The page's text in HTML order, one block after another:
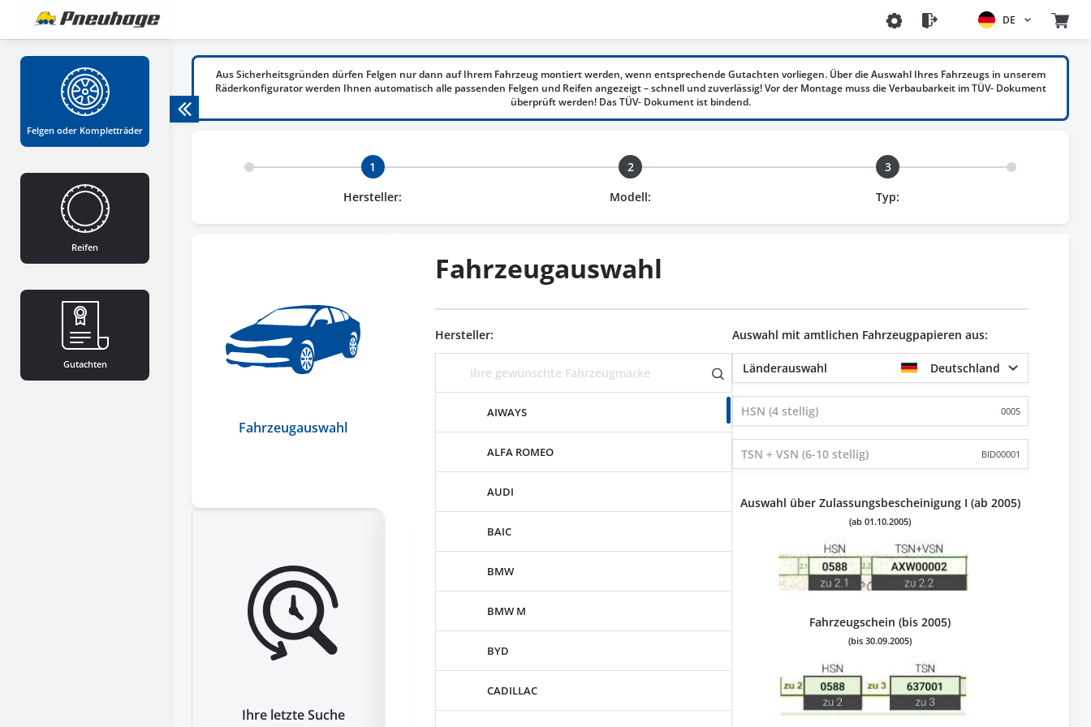
DE
Felgen oder Kompletträder
Reifen
Gutachten
Aus Sicherheitsgründen dürfen Felgen nur dann auf Ihrem Fahrzeug montiert werden, wenn entsprechende Gutachten vorliegen. Über die Auswahl Ihres Fahrzeugs in unserem
Räderkonfigurator werden Ihnen automatisch alle passenden Felgen und Reifen angezeigt – schnell und zuverlässig! Vor der Montage muss die Verbaubarkeit im TÜV- Dokument
überprüft werden! Das TÜV- Dokument ist bindend.
1
Hersteller:
2
Modell:
3
Typ:
Fahrzeugauswahl
Ihre letzte Suche
Fahrzeugauswahl
Hersteller:
AIWAYS
ALFA ROMEO
AUDI
BAIC
BMW
BMW M
BYD
CADILLAC
Auswahl mit amtlichen Fahrzeugpapieren aus:
Länderauswahl Deutschland
0005
BID00001
Auswahl über Zulassungsbescheinigung I (ab 2005)
(ab 01.10.2005)
Fahrzeugschein (bis 2005)
(bis 30.09.2005)